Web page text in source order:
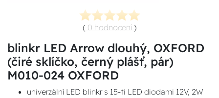
( 0 hodnocení )
blinkr LED Arrow dlouhý, OXFORD
(čiré sklíčko, černý plášť, pár)
M010-024 OXFORD
univerzální LED blinkr s 15-ti LED diodami 12V, 2W